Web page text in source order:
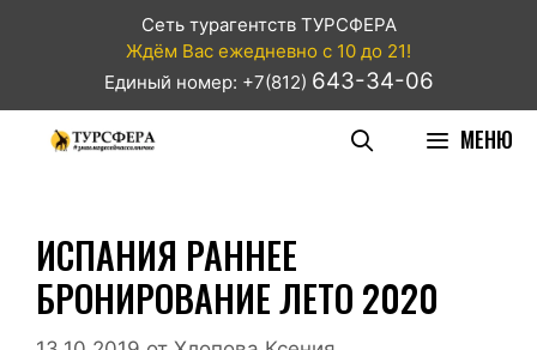
Сеть турагентств ТУРСФЕРА
Ждём Вас ежедневно с 10 до 21!
Единый номер: +7(812) 643-34-06
МЕНЮ
ИСПАНИЯ РАННЕЕ
БРОНИРОВАНИЕ ЛЕТО 2020